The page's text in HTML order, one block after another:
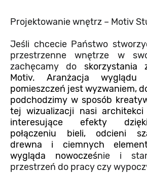
Projektowanie wnętrz – Motiv
Jeśli chcecie Państwo
przestrzenne wnętrze w
zachęcamy do
Motiv. Aranżacja wyglądu
pomieszczeń jest wyzwaniem,
podchodzimy w sposób
tej wizualizacji nasiarchitekci
interesujące efekty
połączeniu bieli, odcieni
drewna i ciemnych
wygląda nowocześnie i
przestrzeń do pracy czy